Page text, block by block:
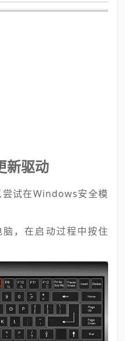
新驱动
试在Windows安全模
脑，在启动过程中按住